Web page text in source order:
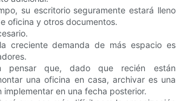
su escritorio seguramente estará lleno
oficina y otros documentos.
creciente demanda de más espacio es
pensar que, dado que recién están
una oficina en casa, archivar es una
implementar en una fecha posterior.